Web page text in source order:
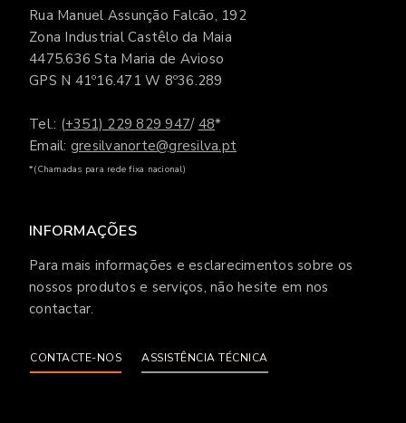
Rua Manuel Assunção Falcão, 192
Zona Industrial Castêlo da Maia
4475.636 Sta Maria de Avioso
GPS N 41º16.471 W 8º36.289
Tel.: (+351) 229 829 947/ 48*
Email: gresilvanorte@gresilva.pt
*(Chamadas para rede fixa nacional)
INFORMAÇÕES
Para mais informações e esclarecimentos sobre os
nossos produtos e serviços, não hesite em nos
contactar.
CONTACTE-NOS ASSISTÊNCIA TÉCNICA